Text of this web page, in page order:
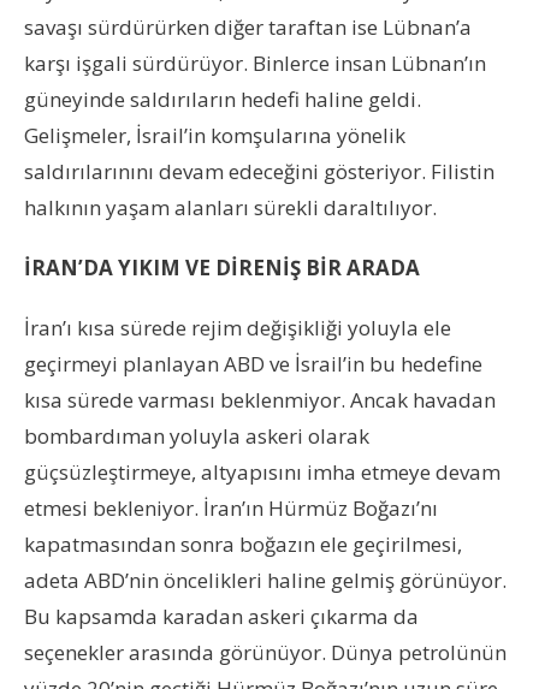
savaşı sürdürürken diğer taraftan ise Lübnan’a
karşı işgali sürdürüyor. Binlerce insan Lübnan’ın
güneyinde saldırıların hedefi haline geldi.
Gelişmeler, İsrail’in komşularına yönelik
saldırılarınını devam edeceğini gösteriyor. Filistin
halkının yaşam alanları sürekli daraltılıyor.
İRAN’DA YIKIM VE DİRENİŞ BİR ARADA
İran’ı kısa sürede rejim değişikliği yoluyla ele
geçirmeyi planlayan ABD ve İsrail’in bu hedefine
kısa sürede varması beklenmiyor. Ancak havadan
bombardıman yoluyla askeri olarak
güçsüzleştirmeye, altyapısını imha etmeye devam
etmesi bekleniyor. İran’ın Hürmüz Boğazı’nı
kapatmasından sonra boğazın ele geçirilmesi,
adeta ABD’nin öncelikleri haline gelmiş görünüyor.
Bu kapsamda karadan askeri çıkarma da
seçenekler arasında görünüyor. Dünya petrolünün